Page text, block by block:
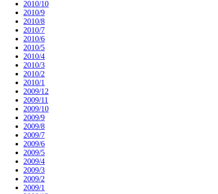
2010/10
2010/9
2010/8
2010/7
2010/6
2010/5
2010/4
2010/3
2010/2
2010/1
2009/12
2009/11
2009/10
2009/9
2009/8
2009/7
2009/6
2009/5
2009/4
2009/3
2009/2
2009/1